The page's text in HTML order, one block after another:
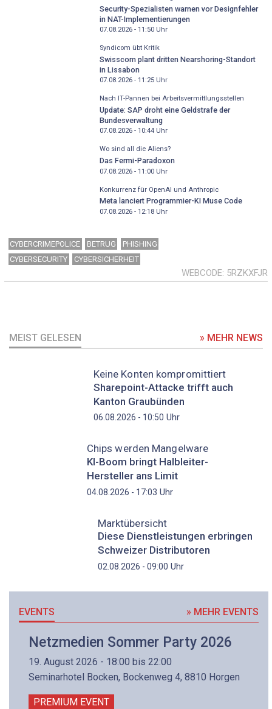
Security-Spezialisten warnen vor Designfehler
in NAT-Implementierungen
07.08.2026 - 11:50Uhr
Syndicom übt Kritik
Swisscom plant dritten Nearshoring-Standort
in Lissabon
07.08.2026 - 11:25Uhr
Nach IT-Pannen bei Arbeitsvermittlungsstellen
Update: SAP droht eine Geldstrafe der
Bundesverwaltung
07.08.2026 - 10:44Uhr
Wo sind all die Aliens?
Das Fermi-Paradoxon
07.08.2026 - 11:00Uhr
Konkurrenz für OpenAI und Anthropic
Meta lanciert Programmier-KI Muse Code
07.08.2026 - 12:18Uhr
CYBERCRIMEPOLICE BETRUG
PHISHING
CYBERSECURITY
CYBERSICHERHEIT
WEBCODE 5RZKXFJR
MEIST GELESEN » MEHR NEWS
Keine Konten kompromittiert
Sharepoint-Attacke trifft auch
Kanton Graubünden
06.08.2026 - 10:50 Uhr
Chips werden Mangelware
KI-Boom bringt Halbleiter-
Hersteller ans Limit
04.08.2026 - 17:03 Uhr
Marktübersicht
Diese Dienstleistungen erbringen
Schweizer Distributoren
02.08.2026 - 09:00 Uhr
EVENTS » MEHR EVENTS
Netzmedien Sommer Party 2026
19. August 2026 - 18:00 bis 22:00
Seminarhotel Bocken, Bockenweg 4, 8810 Horgen
PREMIUM EVENT